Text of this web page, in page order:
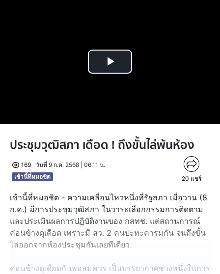
Play
ประชุมวุฒิสภา เดือด ! ถึงขั้นไล่พ้นห้อง
169
วันที่ 9 ก.ค. 2568 | 06.11 น.
เช้านี้ที่หมอชิต
20 แชร์
เช้านี้ที่หมอชิต - ความเคลื่อนไหวหนึ่งที่รัฐสภา เมื่อวาน (8
ก.ค.) มีการประชุมวุฒิสภา ในวาระเลือกกรรมการติดตาม
และประเมินผลการปฏิบัติงานของ กสทช. แต่สถานการณ์
ค่อนข้างดุเดือด เพราะมี สว. 2 คนปะทะคารมกัน จนถึงขั้น
ไล่ออกจากห้องประชุมกันเลยทีเดียว
ค่อนข้างดุเดือดกันพอสมควร เป็นบรรยากาศช่วงหนึ่งในการ